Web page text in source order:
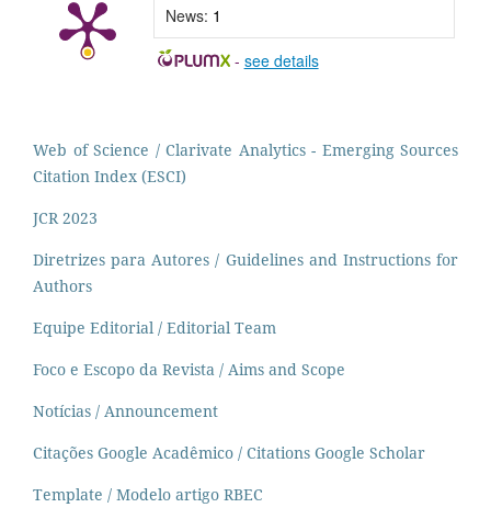
News: 1
- see details
Web of Science / Clarivate Analytics - Emerging Sources
Citation Index (ESCI)
JCR 2023
Diretrizes para Autores / Guidelines and Instructions for
Authors
Equipe Editorial / Editorial Team
Foco e Escopo da Revista / Aims and Scope
Notícias / Announcement
Citações Google Acadêmico / Citations Google Scholar
Template / Modelo artigo RBEC